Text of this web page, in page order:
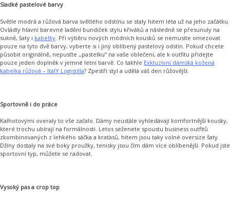
Sladké pastelové barvy
Světle modrá a růžová barva světlého odstínu se staly hitem léta už na jeho začátku.
Ovládly hlavní barevné ladění bundiček stylu křiváků a následně se přesunuly na
sukně, šaty i kabelky . Při výběru nových módních kousků se nemusíte omezovat
pouze na tyto dvě barvy, vyberte si i jiný oblíbený pastelový odstín. Pokud chcete
působit originálně, nepusťte ,,pastelku‘‘ na vaše oblečení, ale k outfitu přidejte
pouze jeden doplněk v jemné letní barvě. Co takhle Exkluzivní dámská kožená
kabelka růžová – ItalY Logistilla? Zpestří styl a udělá váš den růžovější.
Sportovně i do práce
Kalhotovými overaly to vše začalo. Dámy neustále vyhledávají komfortnější kousky,
které trochu ubírají na formálnosti. Letos seženete spoustu business outfitů
zkombinovaných z lehkého sáčka a kraťasů, hitem jsou taky volné oversize šaty.
Džíny dostaly na své boky proužky, tenisky jsou čím dám více oblíbenější. Pokud jste
sportovní typ, můžete se radovat.
Vysoký pas a crop top